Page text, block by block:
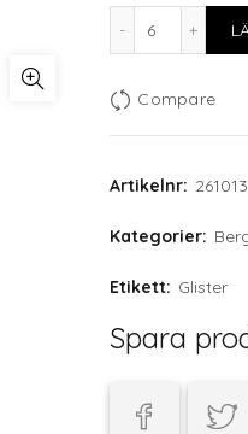
F2D Gold
Compare
Artikelnr: 261013
Kategorier:
Etikett: Glister
Spara